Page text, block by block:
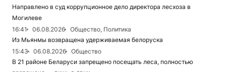
Направлено в суд коррупционное дело директора лесхоза в
Могилеве
16:41
06.08.2026
Общество, Политика
Из Мьянмы возвращена удерживаемая белоруска
15:43
06.08.2026
Общество
В 21 районе Беларуси запрещено посещать леса, полностью